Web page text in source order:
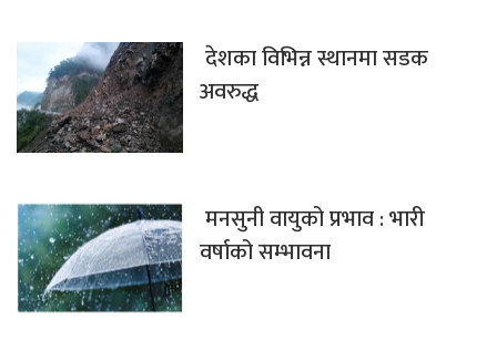
देशका विभिन्न स्थानमा सडक
अवरुद्ध
मनसुनी वायुको प्रभाव : भारी
वर्षाको सम्भावना